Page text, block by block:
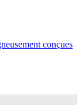
conçues